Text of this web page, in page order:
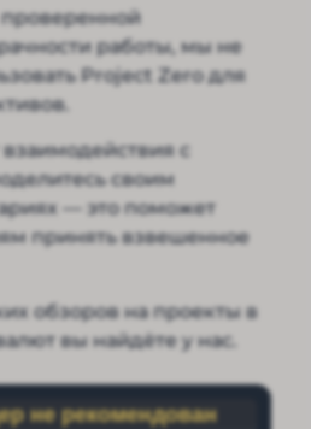
проверенной
работы, мы не
Project Zero для
с
своим
— это поможет
принять взвешенное
обзоров на проекты в
вы найдёте у нас.
не рекомендован